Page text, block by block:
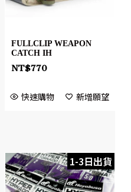
FULLCLIP WEAPON
CATCH IH
NT$770
快速購物 新增願望
1-3日出貨